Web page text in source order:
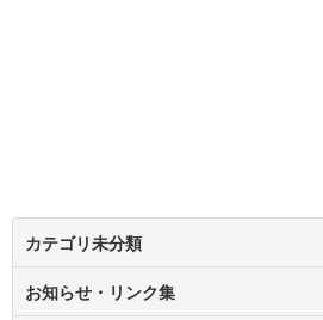
カテゴリ未分類
お知らせ・リンク集